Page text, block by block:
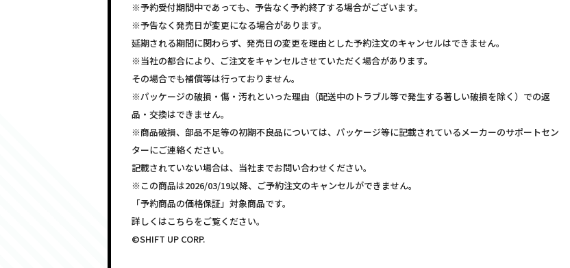
※予約受付期間中であっても、予告なく予約終了する場合がございます。
※予告なく発売日が変更になる場合があります。
延期される期間に関わらず、発売日の変更を理由とした予約注文のキャンセルはできません。
※当社の都合により、ご注文をキャンセルさせていただく場合があります。
その場合でも補償等は行っておりません。
※パッケージの破損・傷・汚れといった理由（配送中のトラブル等で発生する著しい破損を除く）での返
品・交換はできません。
※商品破損、部品不足等の初期不良品については、パッケージ等に記載されているメーカーのサポートセン
ターにご連絡ください。
記載されていない場合は、当社までお問い合わせください。
※この商品は2026/03/19以降、ご予約注文のキャンセルができません。
「予約商品の価格保証」対象商品です。
詳しくはこちらをご覧ください。
©SHIFT UP CORP.